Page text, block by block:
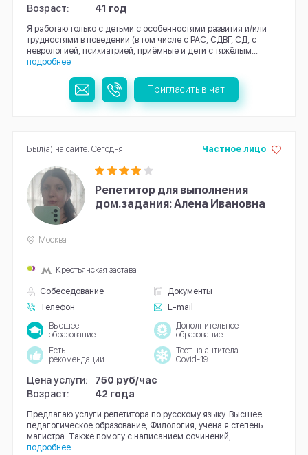
Возраст: 41 год
Я работаю только с детьми с особенностями развития и/или
трудностями в поведении (в том числе с РАС, СДВГ, СД, с
неврологией, психиатрией, приёмные и дети с тяжёлым...
подробнее
Пригласить в чат
Репетитор для выполнения
дом.задания: Алена Ивановна
Собеседование
Документы
Телефон
E-mail
Частное лицо
Москва
Крестьянская застава
Высшее
образование
Дополнительное
образование
Есть
рекомендации
Тест на антитела
Covid-19
Цена услуги:
750 руб/час
Возраст:
42 года
Предлагаю услуги репетитора по русскому языку. Высшее
педагогическое образование, Филология, учена я степень
магистра. Также помогу с написанием сочинений,...
подробнее
Был(а) на сайте: Сегодня